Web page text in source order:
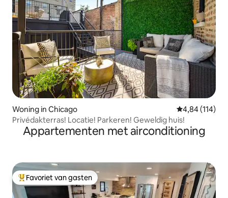
Woning in Chicago Gemiddelde
4,84 (114)
Privédakterras! Locatie! Parkeren! Geweldig huis!
Appartementen met airconditioning
Topfavoriet van gasten
Favoriet van gasten